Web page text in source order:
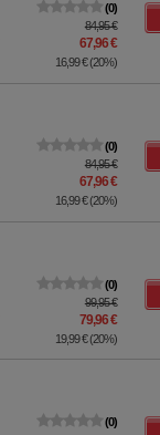
0
84,95 €
67,96 €
16,99 €(20%)
0
84,95 €
67,96 €
16,99 €(20%)
0
99,95 €
79,96 €
19,99 €(20%)
0